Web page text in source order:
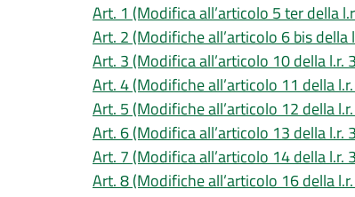
Art. 1 (Modifica all’articolo 5 ter della
Art. 2 (Modifiche all’articolo 6 bis
Art. 3 (Modifica all’articolo 10 della l.r.
Art. 4 (Modifiche all’articolo 11 della
Art. 5 (Modifiche all’articolo 12 della
Art. 6 (Modifica all’articolo 13 della l.r.
Art. 7 (Modifica all’articolo 14 della l.r.
Art. 8 (Modifiche all’articolo 16 della